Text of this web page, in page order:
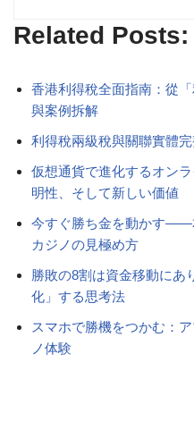
Related Posts:
香港利得稅全面指南：從
與案例拆解
利得稅兩級稅與關聯實體
仮想通貨で進化するオン
明性、そして新しい価値
今すぐ勝ち金を動かす――
カジノの見極め方
勝敗の8割は資金移動にあ
化」する思考法
スマホで勝機をつかむ：
ノ体験